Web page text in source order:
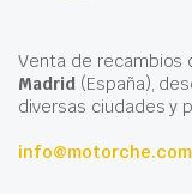
Venta de recambios
Madrid(España),
diversas ciudades y
info@motorche.com